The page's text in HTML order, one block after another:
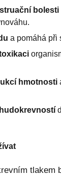
bolesti
a pomáhá při
hmotnosti
tlakem